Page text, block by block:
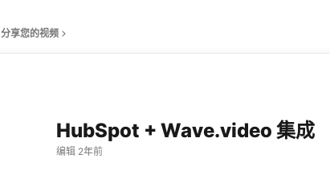
分享您的视频
HubSpot + Wave.video 集成
编辑 2年前